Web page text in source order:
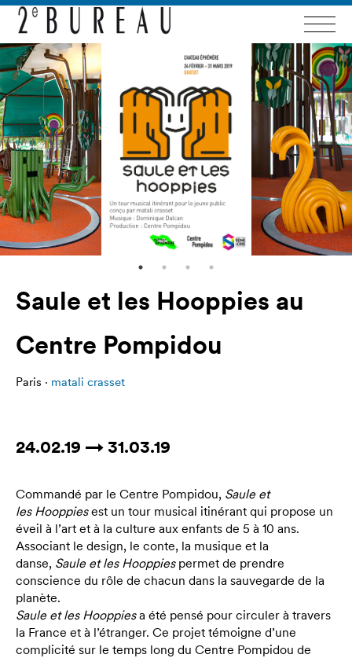
Saule et les Hooppies au
Centre Pompidou
Paris · matali crasset
24.02.19 → 31.03.19
Commandé par le Centre Pompidou, Saule et
les Hooppiesest un tour musical itinérant qui propose un
éveil à l’art et à la culture aux enfants de 5 à 10 ans.
Associant le design, le conte, la musique et la
danse, Saule et les Hooppiespermet de prendre
conscience du rôle de chacun dans la sauvegarde de la
planète.
Saule et les Hooppiesa été pensé pour circuler à travers
la France et à l’étranger. Ce projet témoigne d’une
complicité sur le temps long du Centre Pompidou de